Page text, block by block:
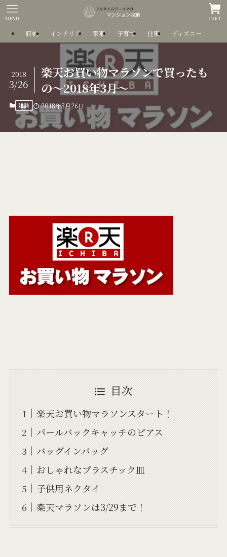
CART
MENU
収納 インテリア 家事 子育て 仕事 ディズニー
楽天お買い物マラソンで買ったも
の～2018年3月～
2018
3/26
雑談 2018年3月26日
目次
楽天お買い物マラソンスタート！
パールバックキャッチのピアス
バッグインバッグ
おしゃれなプラスチック皿
子供用ネクタイ
楽天マラソンは3/29まで！